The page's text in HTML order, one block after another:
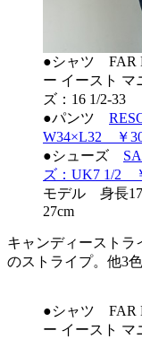
●シャツ FAR
ー イースト
ズ：16 1/2-33
●パンツ
W34×L32 ￥
●シューズ
ズ：UK7 1/2
モデル 身長
27cm
キャンディーストラ
のストライプ。他3
●シャツ FAR
ー イースト